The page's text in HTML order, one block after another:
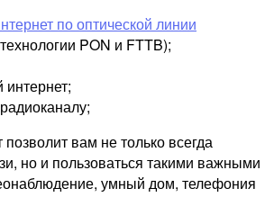
по оптической линии
PON и FTTB);
вам не только всегда
но и пользоваться такими важными
умный дом, телефония